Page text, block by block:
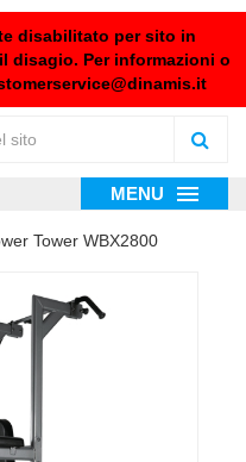
disabilitato per sito in
disagio. Per informazioni o
MENU
Tower WBX2800